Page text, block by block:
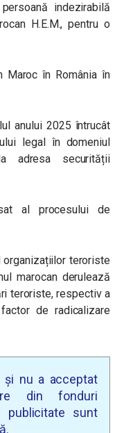
indezirabilă
H.E.M., pentru o
Maroc în România în
anului 2025 întrucât
legal în domeniul
adresa securității
al procesului de
organizațiilor teroriste
marocan derulează
teroriste, respectiv a
de radicalizare
și nu a acceptat
din fonduri
publicitate sunt